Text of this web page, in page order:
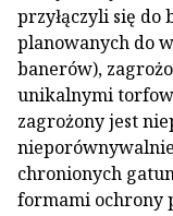
przyłączyli się do
planowanych do
banerów),
unikalnymi
zagrożony jest
chronionych
formami ochrony